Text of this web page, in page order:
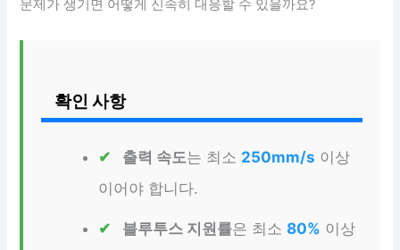
문제가 생기면 어떻게 신속히 대응할 수 있을까요?
확인 사항
출력 속도는 최소 250mm/s 이상
이어야 합니다.
블루투스 지원률은 최소80% 이상